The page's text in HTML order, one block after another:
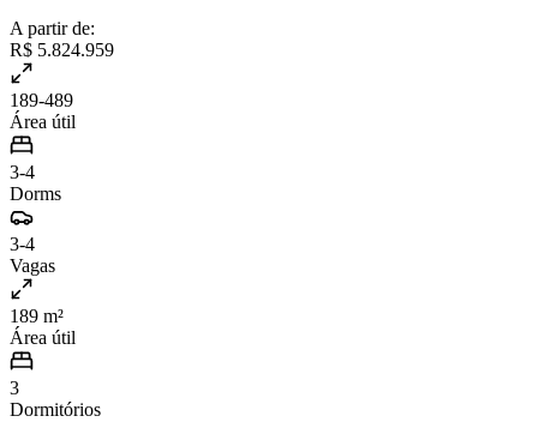
A partir de:
R$ 5.824.959
189-489
Área útil
3-4
Dorms
3-4
Vagas
189 m²
Área útil
3
Dormitórios